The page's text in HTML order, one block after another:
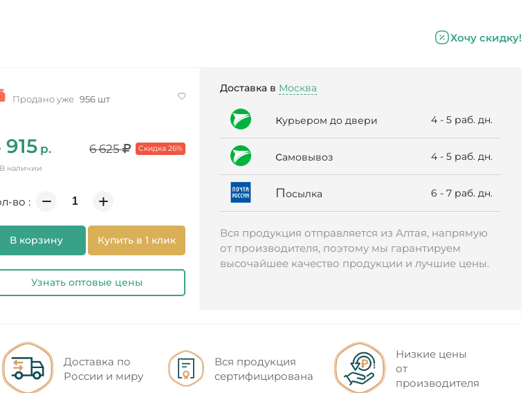
Хочу скидку!
Продано уже 956 шт
915 р. 6 625 Скидка 26%
В наличии
во :
В корзину Купить в 1 клик
Узнать оптовые цены
Доставка в Москва
курьером до двери 4 - 5 раб. дн.
самовывоз 4 - 5 раб. дн.
Посылка 6 - 7 раб. дн.
Вся продукция отправляется из Алтая, напрямую
от производителя, поэтому мы гарантируем
высочайшее качество продукции и лучшие цены.
Доставка по
России и миру
Вся продукция
сертифицирована
Низкие цены
от
производителя